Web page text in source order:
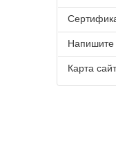
Карта